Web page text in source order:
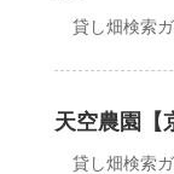
貸し畑検索
天空農園【
貸し畑検索